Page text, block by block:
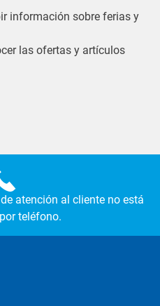
información sobre ferias y
las ofertas y artículos
atención al cliente no está
teléfono.